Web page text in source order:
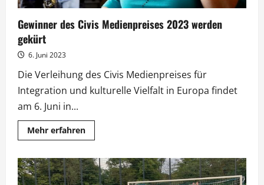
Gewinner des Civis Medienpreises 2023 werden
gekürt
6. Juni 2023
Die Verleihung des Civis Medienpreises für
Integration und kulturelle Vielfalt in Europa findet
am 6. Juni in...
Mehr erfahrenMehr
Informationen
des
Civis
Medienpreises